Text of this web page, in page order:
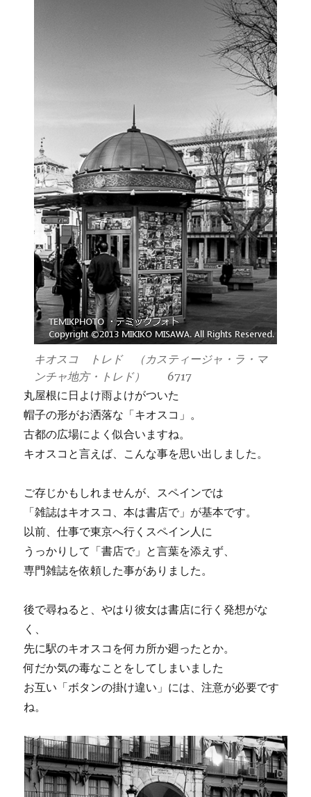
キオスコ トレド （カスティージャ・ラ・マ
ンチャ地方・トレド） 6717
丸屋根に日よけ雨よけがついた
帽子の形がお洒落な「キオスコ」。
古都の広場によく似合いますね。
キオスコと言えば、こんな事を思い出しました。
ご存じかもしれませんが、スペインでは
「雑誌はキオスコ、本は書店で」が基本です。
以前、仕事で東京へ行くスペイン人に
うっかりして「書店で」と言葉を添えず、
専門雑誌を依頼した事がありました。
後で尋ねると、やはり彼女は書店に行く発想がな
く、
先に駅のキオスコを何カ所か廻ったとか。
何だか気の毒なことをしてしまいました
お互い「ボタンの掛け違い」には、注意が必要です
ね。